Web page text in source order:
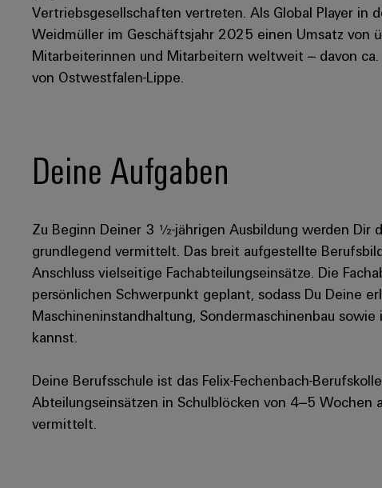
Vertriebsgesellschaften vertreten. Als Global Player in
Weidmüller im Geschäftsjahr 2025 einen Umsatz von
Mitarbeiterinnen und Mitarbeitern weltweit – davon
von Ostwestfalen-Lippe.
Deine Aufgaben
Zu Beginn Deiner 3 ½-jährigen Ausbildung werden Dir
grundlegend vermittelt. Das breit aufgestellte
Anschluss vielseitige Fachabteilungseinsätze. Die
persönlichen Schwerpunkt geplant, sodass Du Deine
Maschineninstandhaltung, Sondermaschinenbau
kannst.
Deine Berufsschule ist das Felix-Fechenbach-
Abteilungseinsätzen in Schulblöcken von 4–5 Wochen
vermittelt.